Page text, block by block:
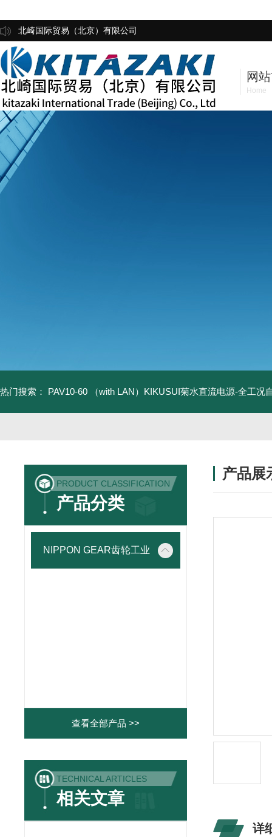
北崎国际贸易（北京）有限公司
网
Home
热门搜索： PAV10-60 （with LAN）KIKUSUI菊水直流电源-全工况
PRODUCT CLASSIFICATION
产品分类
NIPPON GEAR齿轮工业
查看全部产品 >>
TECHNICAL ARTICLES
相关文章
产品展
详